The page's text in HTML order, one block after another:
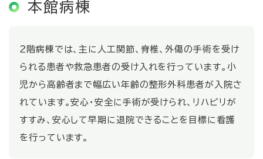
本館病棟
２階病棟では、主に人工関節、脊椎、外傷の手術を受け
られる患者や救急患者の受け入れを行っています。小
児から高齢者まで幅広い年齢の整形外科患者が入院さ
れています。安心・安全に手術が受けられ、リハビリが
すすみ、安心して早期に退院できることを目標に看護
を行っています。